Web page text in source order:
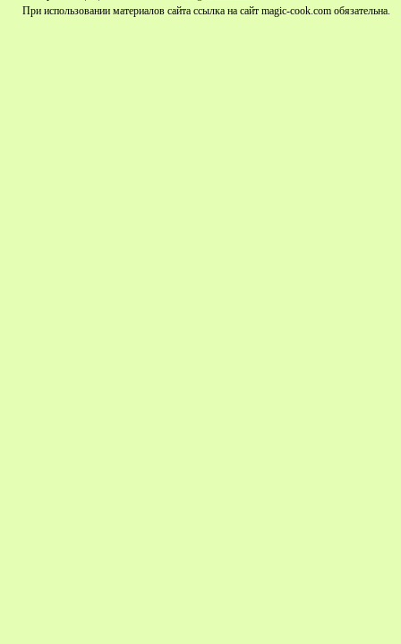
При использовании материалов сайта ссылка на сайт magic-cook.com обязательна.